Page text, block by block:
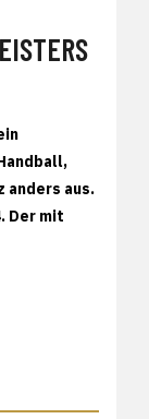
anders aus.
Der mit